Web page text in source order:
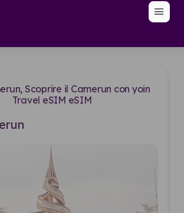
menu
Scoprire il Camerun con yoin
Travel eSIM eSIM